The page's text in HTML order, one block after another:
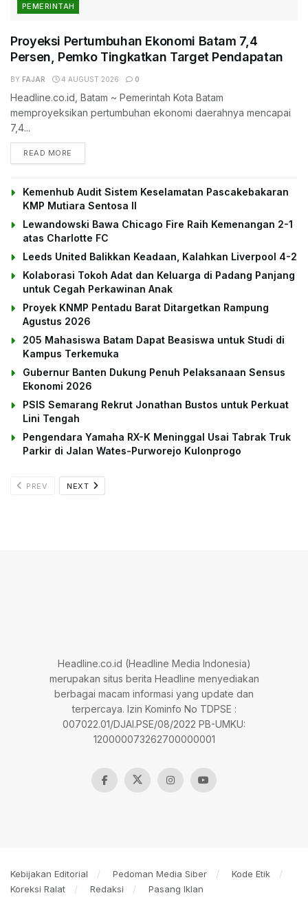
PEMERINTAH
Proyeksi Pertumbuhan Ekonomi Batam 7,4
Persen, Pemko Tingkatkan Target Pendapatan
BY FAJAR 4 AUGUST 2026 0
Headline.co.id, Batam ~ Pemerintah Kota Batam
memproyeksikan pertumbuhan ekonomi daerahnya mencapai
7,4...
READ MORE
Kemenhub Audit Sistem Keselamatan Pascakebakaran
KMP Mutiara Sentosa II
Lewandowski Bawa Chicago Fire Raih Kemenangan 2-1
atas Charlotte FC
Leeds United Balikkan Keadaan, Kalahkan Liverpool 4-2
Kolaborasi Tokoh Adat dan Keluarga di Padang Panjang
untuk Cegah Perkawinan Anak
Proyek KNMP Pentadu Barat Ditargetkan Rampung
Agustus 2026
205 Mahasiswa Batam Dapat Beasiswa untuk Studi di
Kampus Terkemuka
Gubernur Banten Dukung Penuh Pelaksanaan Sensus
Ekonomi 2026
PSIS Semarang Rekrut Jonathan Bustos untuk Perkuat
Lini Tengah
Pengendara Yamaha RX-K Meninggal Usai Tabrak Truk
Parkir di Jalan Wates-Purworejo Kulonprogo
PREV NEXT
Headline.co.id (Headline Media Indonesia)
merupakan situs berita Headline menyediakan
berbagai macam informasi yang update dan
terpercaya. Izin Kominfo No TDPSE :
007022.01/DJAI.PSE/08/2022 PB-UMKU:
120000073262700000001
Kebijakan Editorial Pedoman Media Siber
Kode Etik
Koreksi Ralat
Redaksi Pasang Iklan